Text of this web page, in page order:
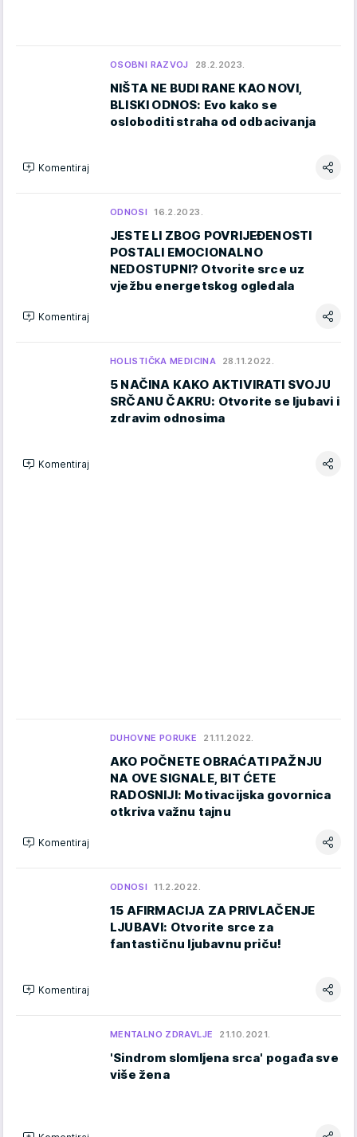
OSOBNI RAZVOJ 28.2.2023.
NIŠTA NE BUDI RANE KAO NOVI,
BLISKI ODNOS: Evo kako se
osloboditi straha od odbacivanja
Komentiraj
ODNOSI 16.2.2023.
JESTE LI ZBOG POVRIJEĐENOSTI
POSTALI EMOCIONALNO
NEDOSTUPNI? Otvorite srce uz
vježbu energetskog ogledala
Komentiraj
HOLISTIČKA MEDICINA 28.11.2022.
5 NAČINA KAKO AKTIVIRATI SVOJU
SRČANU ČAKRU: Otvorite se ljubavi i
zdravim odnosima
Komentiraj
DUHOVNE PORUKE 21.11.2022.
AKO POČNETE OBRAĆATI PAŽNJU
NA OVE SIGNALE, BIT ĆETE
RADOSNIJI: Motivacijska govornica
otkriva važnu tajnu
Komentiraj
ODNOSI 11.2.2022.
15 AFIRMACIJA ZA PRIVLAČENJE
LJUBAVI: Otvorite srce za
fantastičnu ljubavnu priču!
Komentiraj
MENTALNO ZDRAVLJE 21.10.2021.
'Sindrom slomljena srca' pogađa sve
više žena